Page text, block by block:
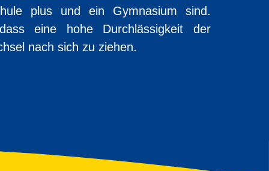
plus und ein Gymnasium sind.
eine hohe Durchlässigkeit der
nach sich zu ziehen.